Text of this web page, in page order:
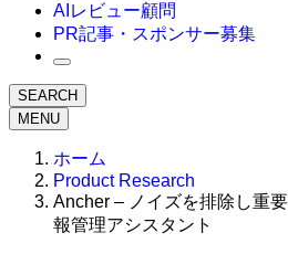
AIレビュー顧問
PR記事・スポンサー募集
SEARCH
MENU
ホーム
Product Research
Ancher – ノイズを排除し重
報管理アシスタント